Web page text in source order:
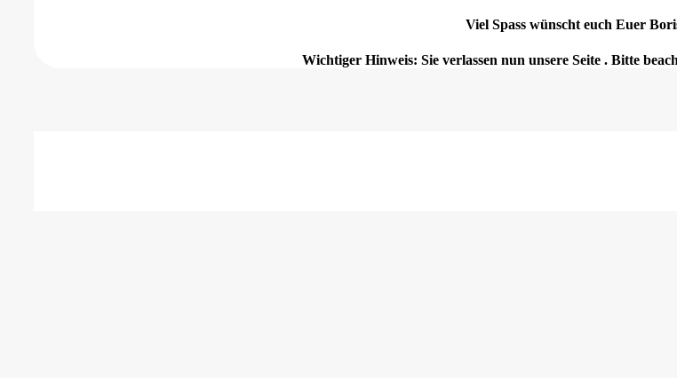
Viel Spass wünscht euch Euer
Wichtiger Hinweis: Sie verlassen nun unsere Seite . Bitte